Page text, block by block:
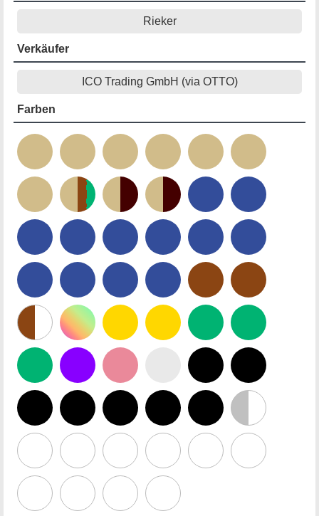
Rieker
Verkäufer
ICO Trading GmbH (via OTTO)
Farben